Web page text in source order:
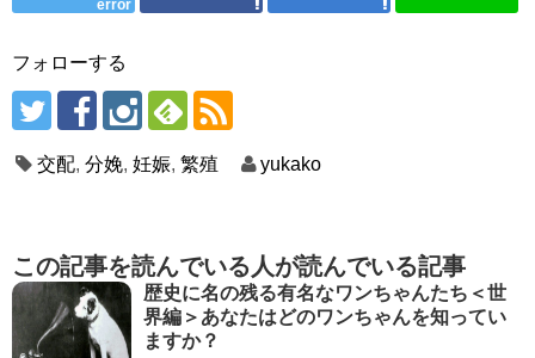
error
フォローする
交配, 分娩, 妊娠, 繁殖 yukako
この記事を読んでいる人が読んでいる記事
歴史に名の残る有名なワンちゃんたち＜世
界編＞あなたはどのワンちゃんを知ってい
ますか？